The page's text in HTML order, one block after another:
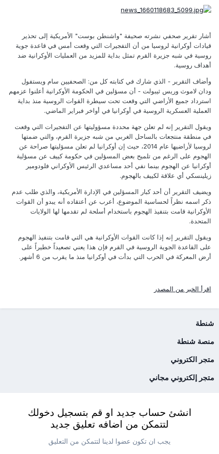
أشار تقرير صحفي نشرته صحيفة "واشنطن بوست" الأمريكية إلى تحذير
قيادات أوكرانية لروسيا من أن التفجيرات التي وقعت أمس في قاعدة جوية
روسية في شبه جزيرة القرم تمثل بداية للمزيد من العمليات الأوكرانية ضد
أهداف روسية.
وأضاف التقرير - الذي شارك في كتابته كل من: الصحفيين سام ويستفول
ودان لاموث وريس ثيبولت - أن مسؤلين في الحكومة الأوكرانية أعلنوا عزمهم
استرداد جميع الأراضي التي وقعت تحت سيطرة القوات الروسية منذ بداية
العملية العسكرية الروسية في أوكرانيا في أواخر فبراير الماضي.
ويقول التقرير إنه لم تعلن جهة محددة مسؤوليتها عن التفجيرات التي وقعت
في منطقة منتجعات بالساحل الغربي من شبه جزيرة القرم، والتي ضمتها
لروسيا لأراضيها عام 2014، حيث إن أوكرانيا لم تعلن مسؤليتها صراحة عن
الهجوم على الرغم من تلميح بعض المسؤلين في حكومة كييف عن مسؤلية
أوكرانيا عن الهجوم بينما نفي أحد مساعدي الرئيس الأوكراني فلودومير
زيلينسكي أي علاقة لكييف بالهجوم.
ويضيف التقرير أن أحد كبار المسؤلين في الإدارة الأمريكية، والذي طلب عدم
ذكر اسمه نظراً لحساسية الموضوع، أعرب عن أعتقاده أنه يبدو أن القوات
الأوكرانية قامت بتنفيذ الهجوم باستخدام أسلحة لم تقدمها لها الولايات
المتحدة.
ويقول التقرير إنه إذا كانت القوات الأوكرانية هي التي قامت بتنفيذ الهجوم
على القاعدة الجوية الروسية في القرم فإن هذا يعني تصعيداً خطيراً على
أرض المعركة في الحرب التي بدأت في أوكرانيا منذ ما يقرب من 6 أشهر.
اقرأ الخبر من المصدر
شنطة
منصة شنطة
متجر الكتروني
متجر إلكتروني مجاني
انشئ حساب جديد او قم بتسجيل دخولك
لتتمكن من اضافه تعليق جديد
يجب ان تكون عضوا لدينا لتتمكن من التعليق